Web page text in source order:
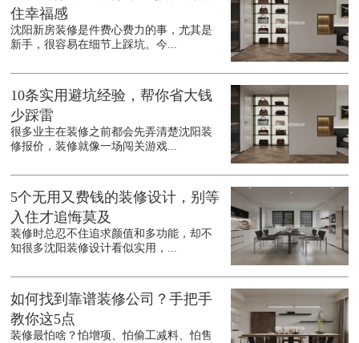
住幸福感
沈阳新房装修是件费心费力的事，尤其是
新手，很容易在细节上踩坑。今...
10条实用避坑经验，帮你省大钱
少踩雷
很多业主在装修之前都会先弄清楚沈阳装
修报价，装修就像一场闯关游戏...
5个无用又费钱的装修设计，别等
入住才追悔莫及
装修时总忍不住追求颜值和多功能，却不
知很多沈阳装修设计看似实用，...
如何找到靠谱装修公司？手把手
教你这5点
装修最怕啥？怕增项、怕偷工减料、怕售